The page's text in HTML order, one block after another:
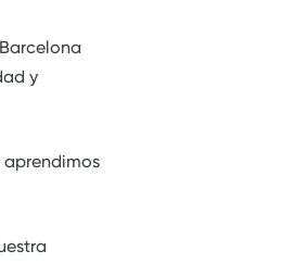
y
aprendimos